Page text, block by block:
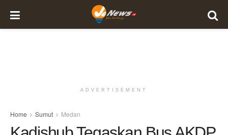
ADVERTISEMENT
Home Sumut Medan